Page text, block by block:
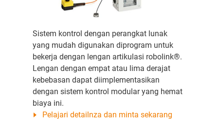
Sistem kontrol dengan perangkat lunak
yang mudah digunakan diprogram untuk
bekerja dengan lengan artikulasi robolink®.
Lengan dengan empat atau lima derajat
kebebasan dapat diimplementasikan
dengan sistem kontrol modular yang hemat
biaya ini.
Pelajari detailnza dan minta sekarang